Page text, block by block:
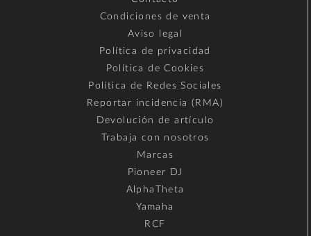
Condiciones de venta
Aviso legal
Política de privacidad
Política de Cookies
Política de Redes Sociales
Reportar incidencia (RMA)
Devolución de artículo
Trabaja con nosotros
Marcas
Pioneer DJ
AlphaTheta
Yamaha
RCF